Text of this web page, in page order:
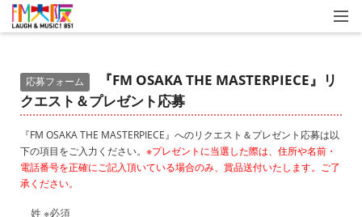
応募フォーム
『FM OSAKA THE MASTERPIECE』リ
クエスト＆プレゼント応募
『FM OSAKA THE MASTERPIECE』へのリクエスト＆プレゼント応募は以
下の項目をご入力ください。 ※プレゼントに当選した際は、住所や名前・
電話番号を正確にご記入頂いている場合のみ、賞品送付いたします。ご了
承ください。
姓※必須